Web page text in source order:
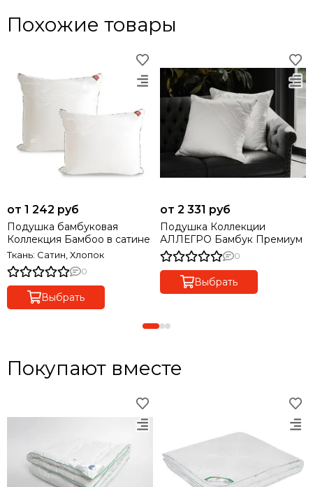
Похожие товары
от 1 242 руб
Подушка бамбуковая
Коллекция Бамбоо в сатине
Ткань: Сатин, Хлопок
0
Выбрать
от 2 331 руб
Подушка Коллекции
АЛЛЕГРО Бамбук Премиум
0
Выбрать
Покупают вместе